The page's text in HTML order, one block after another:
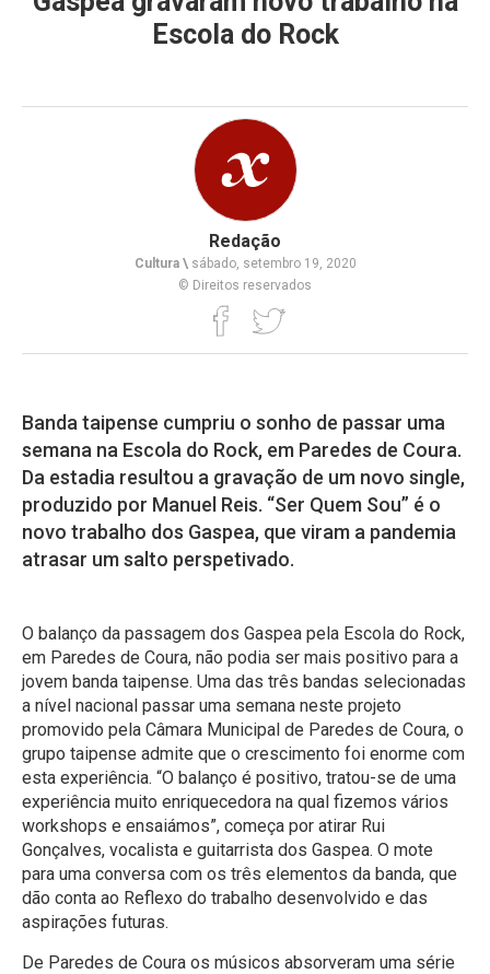
Escola do Rock
Redação
Cultura \sábado, setembro 19, 2020
© Direitos reservados
Banda taipense cumpriu o sonho de passar uma
semana na Escola do Rock, em Paredes de Coura.
Da estadia resultou a gravação de um novo single,
produzido por Manuel Reis. “Ser Quem Sou” é o
novo trabalho dos Gaspea, que viram a pandemia
atrasar um salto perspetivado.
O balanço da passagem dos Gaspea pela Escola do Rock,
em Paredes de Coura, não podia ser mais positivo para a
jovem banda taipense. Uma das três bandas selecionadas
a nível nacional passar uma semana neste projeto
promovido pela Câmara Municipal de Paredes de Coura, o
grupo taipense admite que o crescimento foi enorme com
esta experiência. “O balanço é positivo, tratou-se de uma
experiência muito enriquecedora na qual fizemos vários
workshops e ensaiámos”, começa por atirar Rui
Gonçalves, vocalista e guitarrista dos Gaspea. O mote
para uma conversa com os três elementos da banda, que
dão conta ao Reflexo do trabalho desenvolvido e das
aspirações futuras.
De Paredes de Coura os músicos absorveram uma série